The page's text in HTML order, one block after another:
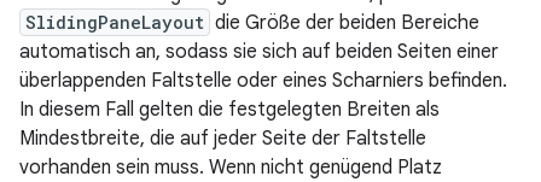
SlidingPaneLayout die Größe der beiden Bereiche
automatisch an, sodass sie sich auf beiden Seiten einer
überlappenden Faltstelle oder eines Scharniers befinden.
In diesem Fall gelten die festgelegten Breiten als
Mindestbreite, die auf jeder Seite der Faltstelle
vorhanden sein muss. Wenn nicht genügend Platz